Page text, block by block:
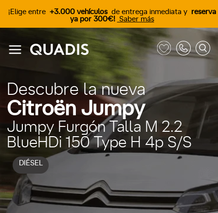
¡Elige entre +3.000 vehículos de entrega inmediata y reserva
ya por 300€! Saber más
Descubre la nueva
Citroën Jumpy
DIÉSEL
Jumpy Furgón Talla M 2.2
BlueHDi 150 Type H 4p S/S